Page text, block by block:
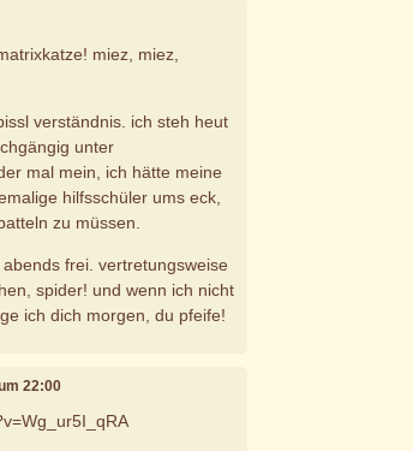
miez, miez,
verständnis. ich steh heut
unter
mal mein, ich hätte meine
hilfsschüler ums eck,
zu müssen.
frei. vertretungsweise
spider! und wenn ich nicht
ich dich morgen, du pfeife!
22:00